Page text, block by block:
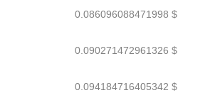
0.086096088471998 $
0.090271472961326 $
0.094184716405342 $